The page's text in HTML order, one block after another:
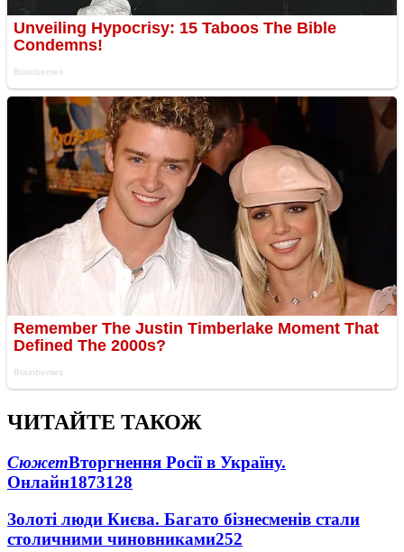
ЧИТАЙТЕ ТАКОЖ
СюжетВторгнення Росії в Україну.
Онлайн1873128
Золоті люди Києва. Багато бізнесменів стали
столичними чиновниками252